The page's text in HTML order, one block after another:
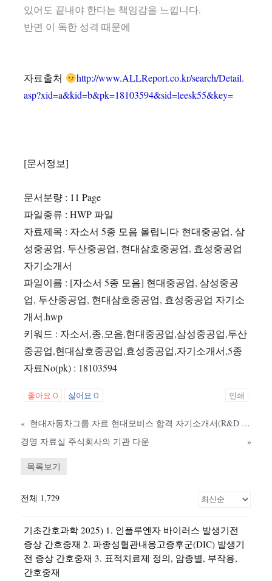
있어도 끝내야 한다는 책임감을 느낍니다.
반면 이 독한 성격 때문에
자료출처
http://www.ALLReport.co.kr/search/Detail.
asp?xid=a&kid=b&pk=18103594&sid=leesk55&key=
[문서정보]
문서분량 : 11 Page
파일종류 : HWP 파일
자료제목 : 자소서 5종 모음 올립니다 현대중공업, 삼
성중공업, 두산중공업, 현대삼호중공업, 효성중공업
자기소개서
파일이름 : [자소서 5종 모음] 현대중공업, 삼성중공
업, 두산중공업, 현대삼호중공업, 효성중공업 자기소
개서.hwp
키워드 : 자소서,종,모음,현대중공업,삼성중공업,두산
중공업,현대삼호중공업,효성중공업,자기소개서,5종
자료No(pk) : 18103594
좋아요0 싫어요0 인쇄
«
현대자동차그룹 자료 현대모비스 합격 자기소개서(R&D 연구개발, 2008년 상반기) Report
경영 자료실 주식회사의 기관 다운
»
목록보기
전체 1,729
기초간호과학 2025) 1. 인플루엔자 바이러스 발생기전
증상 간호중재 2. 파종성혈관내응고증후군(DIC) 발생기
전 증상 간호중재 3. 표적치료제 정의, 암종별, 부작용,
간호중재